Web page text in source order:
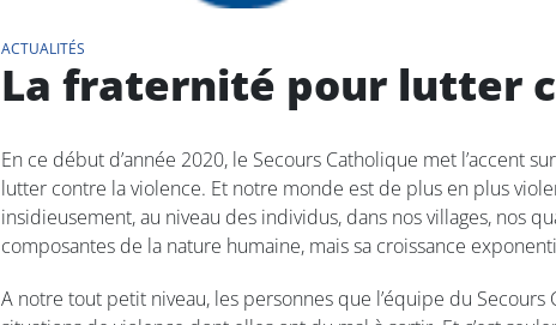
ACTUALITÉS
La fraternité pour lutter
En ce début d’année 2020, le Secours Catholique met l’accent
lutter contre la violence. Et notre monde est de plus en plus
insidieusement, au niveau des individus, dans nos villages, nos
composantes de la nature humaine, mais sa croissance
A notre tout petit niveau, les personnes que l’équipe du